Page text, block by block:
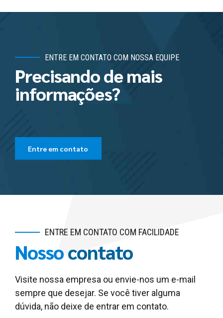
ENTRE EM CONTATO COM NOSSA EQUIPE
Precisando de mais
informações?
Entre em contato
ENTRE EM CONTATO COM FACILIDADE
Nossocontato
Visite nossa empresa ou envie-nos um e-mail
sempre que desejar. Se você tiver alguma
dúvida, não deixe de entrar em contato.